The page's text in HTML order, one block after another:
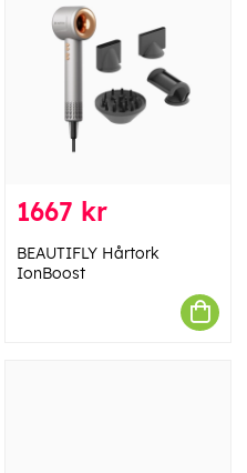
1667 kr
BEAUTIFLY Hårtork
IonBoost